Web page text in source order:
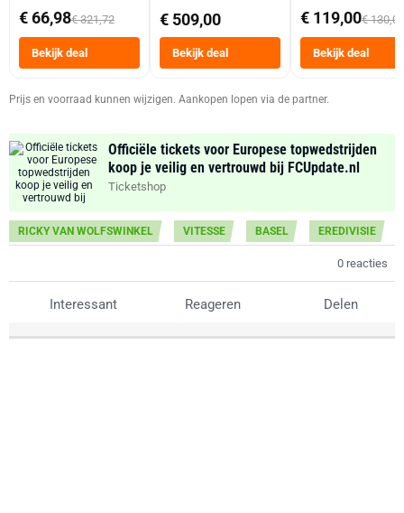
abonnement
€ 66,98€ 321,72
Bekijk deal
€ 509,00
Bekijk deal
Dubbele Mand 9
Tot 6 Personen
Heteluchtfriteuse
Zwart
€ 119,00€ 130,00
Bekijk deal
Prijs en voorraad kunnen wijzigen. Aankopen lopen via de partner.
Officiële tickets voor Europese topwedstrijden
koop je veilig en vertrouwd bij FCUpdate.nl
Ticketshop
RICKY VAN WOLFSWINKEL VITESSE BASEL EREDIVISIE
0 reacties
Interessant Reageren Delen